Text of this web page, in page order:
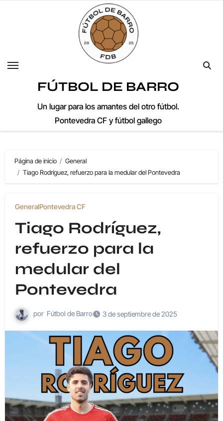
FÚTBOL DE BARRO
Un lugar para los amantes del otro fútbol.
Pontevedra CF y fútbol gallego
Página de inicio
General
Tiago Rodríguez, refuerzo para la medular del Pontevedra
GeneralPontevedra CF
Tiago Rodríguez,
refuerzo para la
medular del
Pontevedra
por Fútbol de Barro 3 de septiembre de 2025